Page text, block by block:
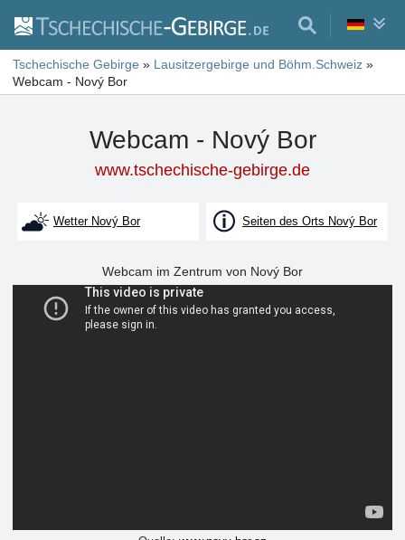
Tschechische Gebirge » Lausitzergebirge und Böhm.Schweiz »
Webcam - Nový Bor
Webcam - Nový Bor
www.tschechische-gebirge.de
Wetter Nový Bor Seiten des Orts Nový Bor
Webcam im Zentrum von Nový Bor